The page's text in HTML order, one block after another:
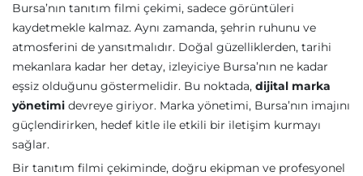
Bursa’nın tanıtım filmi çekimi, sadece görüntüleri
kaydetmekle kalmaz. Aynı zamanda, şehrin ruhunu ve
atmosferini de yansıtmalıdır. Doğal güzelliklerden, tarihi
mekanlara kadar her detay, izleyiciye Bursa’nın ne kadar
eşsiz olduğunu göstermelidir. Bu noktada, dijital marka
yönetimi devreye giriyor. Marka yönetimi, Bursa’nın imajını
güçlendirirken, hedef kitle ile etkili bir iletişim kurmayı
sağlar.
Bir tanıtım filmi çekiminde, doğru ekipman ve profesyonel